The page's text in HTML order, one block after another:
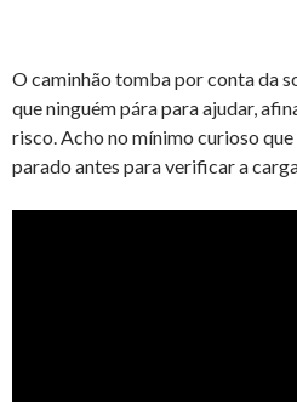
O caminhão tomba por conta da
que ninguém pára para ajudar,
risco. Acho no mínimo curioso
parado antes para verificar a